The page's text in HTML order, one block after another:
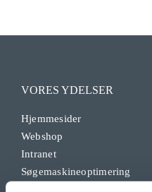
VORES YDELSER
Hjemmesider
Webshop
Intranet
Søgemaskineoptimering